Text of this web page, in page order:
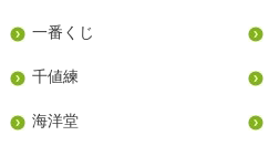
一番くじ
千値練
海洋堂